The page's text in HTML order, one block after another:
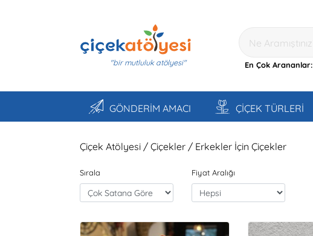
"bir mutluluk atölyesi" En Çok Arananlar:
GÖNDERİM AMACI ÇİÇEK TÜRLERİ
Çiçek Atölyesi / Çiçekler / Erkekler İçin Çiçekler
Sırala Fiyat Aralığı